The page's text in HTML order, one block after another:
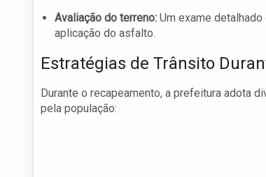
Avaliação do terreno: Um exame
aplicação do asfalto.
Estratégias de Trânsito
Durante o recapeamento, a prefeitura adota
pela população: